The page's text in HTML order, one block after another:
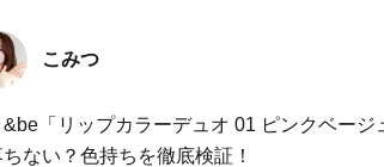
こみつ
&be「リップカラーデュオ 01 ピンクベージ
ちない？色持ちを徹底検証！